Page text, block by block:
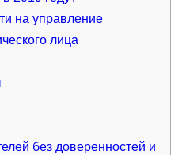
на управление
лица
без доверенностей и